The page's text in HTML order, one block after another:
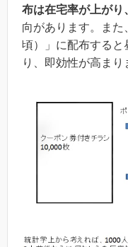
布は在宅率が上がり
向があります。ま
頃）」に配布すると
り、即効性が高まり